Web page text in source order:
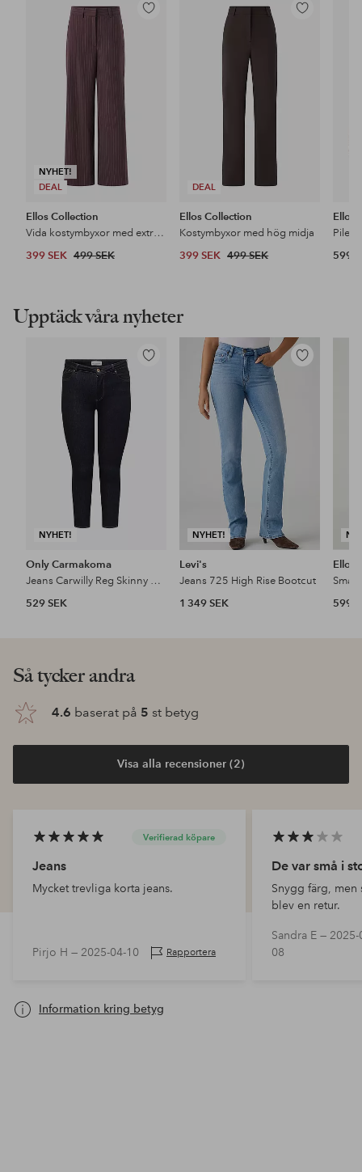
NYHET!
DEAL
Lägg
Ellos Collection
Vida kostymbyxor med extra hög midja
399 SEK 499 SEK
DEAL
Lägg
Ellos Collection
Kostymbyxor med hög midja
399 SEK 499 SEK
Ellos
599
Upptäck våra nyheter
NYHET!
Lägg
Only Carmakoma
Jeans Carwilly Reg Skinny Ank Dnm Box Noo
529 SEK
NYHET!
Lägg
Levi's
Jeans 725 High Rise Bootcut
1 349 SEK
Ellos
599
Så tycker andra
4.6 baserat på 5 st betyg
Visa alla recensioner (2)
Verifierad köpare
Jeans
Mycket trevliga korta jeans.
Pirjo H — 2025-04-10 Rapportera
De var små i
Snygg färg, men
blev en retur.
Sandra E — 2025-
08
Information kring betyg